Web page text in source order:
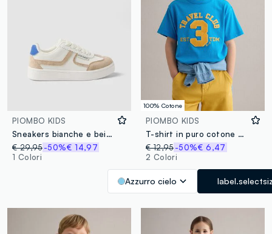
PIOMBO KIDS
Sneakers bianche e beige da bambino
€ 29,95-50%€ 14,97
1 Colori
100% Cotone
PIOMBO KIDS
T-shirt in puro cotone azzurra da bambino regular fit con stampa
€ 12,95 -50%€ 6,47
2 Colori
Azzurro cielo